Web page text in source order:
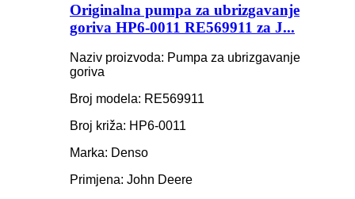
Originalna pumpa za ubrizgavanje
goriva HP6-0011 RE569911 za J...
Naziv proizvoda: Pumpa za ubrizgavanje
goriva
Broj modela: RE569911
Broj križa: HP6-0011
Marka: Denso
Primjena: John Deere